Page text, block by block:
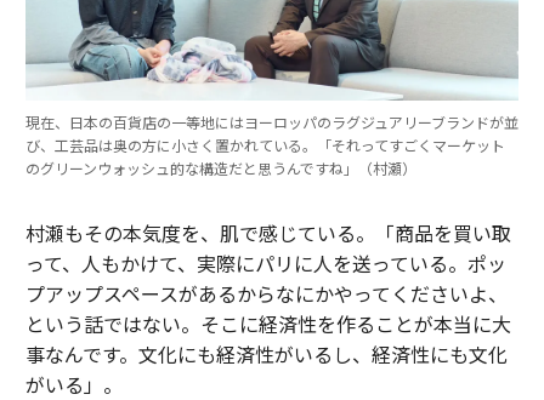
現在、日本の百貨店の一等地にはヨーロッパのラグジュアリーブランドが並
び、工芸品は奥の方に小さく置かれている。「それってすごくマーケット
のグリーンウォッシュ的な構造だと思うんですね」（村瀬）
村瀬もその本気度を、肌で感じている。「商品を買い取
って、人もかけて、実際にパリに人を送っている。ポッ
プアップスペースがあるからなにかやってくださいよ、
という話ではない。そこに経済性を作ることが本当に大
事なんです。文化にも経済性がいるし、経済性にも文化
がいる」。